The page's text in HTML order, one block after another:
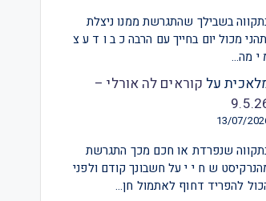
בשבילך שהתגרשת ממנו ניצלת
מכול יום בחייך עם הרבה כ ב ו ד ע צ
י מה…
על קוראים לה אורלי –
13/07/
שנפרדת או חכם מכך התגרשת
ש ח י י על חשבונך קודם ולפני
להפריד דחוף לאתמול חן…